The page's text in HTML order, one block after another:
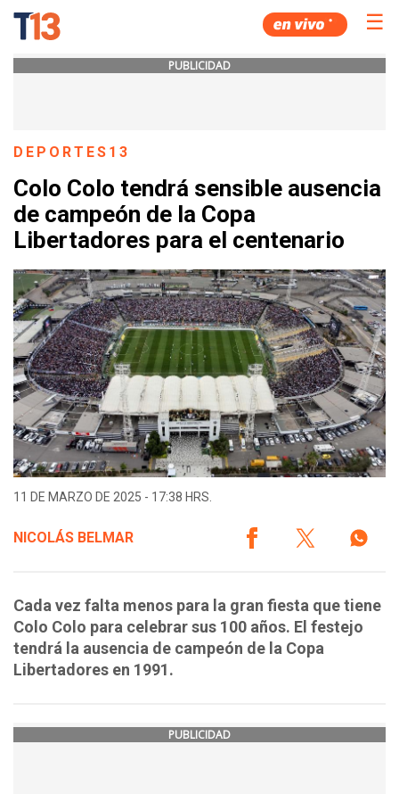
☰
PUBLICIDAD
DEPORTES13
Colo Colo tendrá sensible ausencia
de campeón de la Copa
Libertadores para el centenario
11 DE MARZO DE 2025 - 17:38 HRS.
NICOLÁS BELMAR
Cada vez falta menos para la gran fiesta que tiene
Colo Colo para celebrar sus 100 años. El festejo
tendrá la ausencia de campeón de la Copa
Libertadores en 1991.
PUBLICIDAD